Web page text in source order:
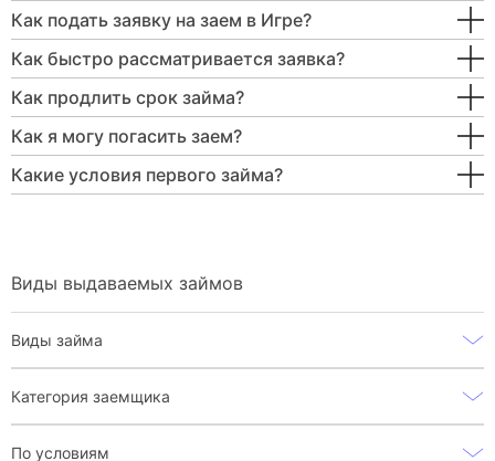
Как подать заявку на заем в Игре?
Как быстро рассматривается заявка?
Как продлить срок займа?
Как я могу погасить заем?
Какие условия первого займа?
Виды выдаваемых займов
Виды займа
Категория заемщика
По условиям